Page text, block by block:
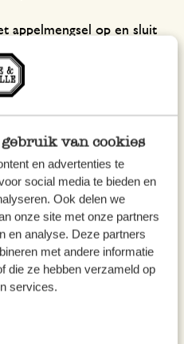
van cookies
en advertenties te
social media te bieden en
Ook delen we
onze site met onze partners
en analyse. Deze partners
met andere informatie
die ze hebben verzameld op
services.
appelmengsel op en sluit
diagonaal tot je
even goed aan met
met een bakkwastje
eidooier.
met wat suiker en
in de voorverwarmde